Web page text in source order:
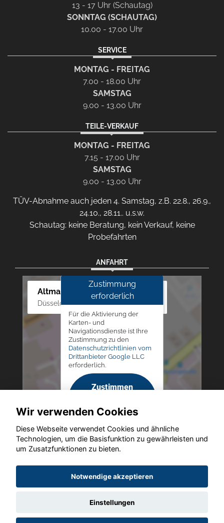
13 - 17 Uhr (Schautag)
SONNTAG (SCHAUTAG)
10.00 - 17.00 Uhr
SERVICE
MONTAG - FREITAG
7.00 - 18.00 Uhr
SAMSTAG
9.00 - 13.00 Uhr
TEILE-VERKAUF
MONTAG - FREITAG
7.15 - 17.00 Uhr
SAMSTAG
9.00 - 13.00 Uhr
TÜV-Abnahme auch jeden 4. Samstag, z.B. 22.8., 26.9.,
24.10., 28.11.. u.s.w.
Schautag: keine Beratung, kein Verkauf, keine
Probefahrten
ANFAHRT
Altmann Autoland
Düsseldorfer Str. 69 - 79, 42781 Haan
Zustimmung
erforderlich
Für die Aktivierung der
Karten- und
Navigationsdienste ist Ihre
Zustimmung zu den
Datenschutzrichtlinien vom
Drittanbieter Google LLC
erforderlich.
Zustimmen
aktivieren
Copyright © 2026. Altmann Autoland
Wir verwenden Cookies
Diese Webseite verwendet Cookies und ähnliche
Technologien, um die Basisfunktion zu gewährleisten und
um Zusatzfunktionen zu bieten.
Notwendige akzeptieren
Einstellungen